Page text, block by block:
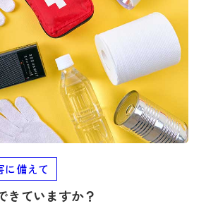
に備えて
きていますか？